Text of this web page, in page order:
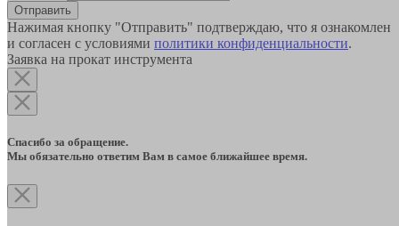
Отправить
Нажимая кнопку "Отправить" подтверждаю, что я ознакомлен
и согласен с условиями политики конфиденциальности.
Заявка на прокат инструмента
Спасибо за обращение.
Мы обязательно ответим Вам в самое ближайшее время.